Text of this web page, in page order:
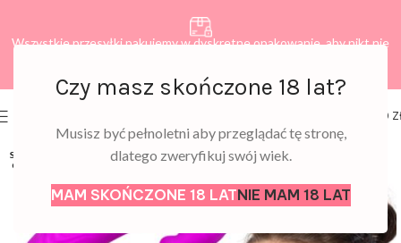
Czy masz skończone 18 lat?
Musisz być pełnoletni aby przeglądać tę stronę,
dlatego zweryfikuj swój wiek.
MAM SKOŃCZONE 18 LATNIE MAM 18 LAT
Wszystkie przesyłki pakujemy w dyskretne opakowanie, aby nikt nie
0,00
SOLD
OUT